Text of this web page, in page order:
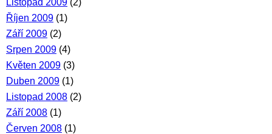
Listopad 2009 (2)
Říjen 2009 (1)
Září 2009 (2)
Srpen 2009 (4)
Květen 2009 (3)
Duben 2009 (1)
Listopad 2008 (2)
Září 2008 (1)
Červen 2008 (1)